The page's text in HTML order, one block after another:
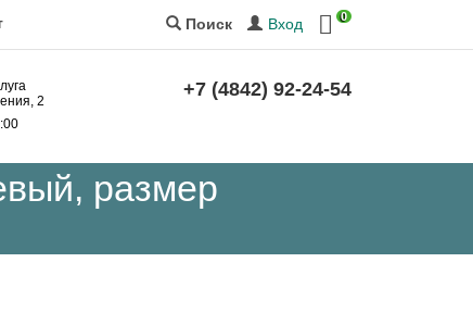
Поиск Вход 0
2
+7 (4842) 92-24-54
размер